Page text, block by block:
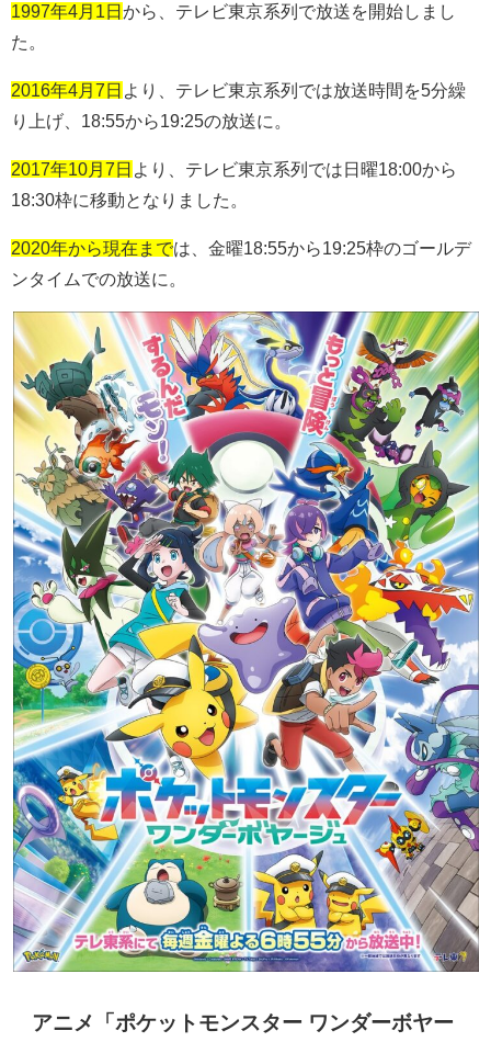
1997年4月1日 から、テレビ東京系列で放送を開始しまし
た。
2016年4月7日 より、テレビ東京系列では放送時間を5分繰
り上げ、 18:55から19:25の放送に。
2017年10月7日 より、テレビ東京系列では日曜18:00から
18:30枠に移動となりました。
2020年から現在までは、金曜18:55から19:25枠のゴールデ
ンタイムでの放送に。
アニメ「ポケットモンスター ワンダーボヤー